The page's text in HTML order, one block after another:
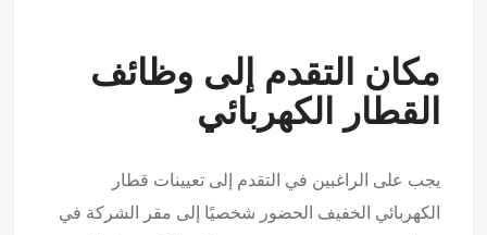
مكان التقدم إلى وظائف
القطار الكهربائي
يجب على الراغبين في التقدم إلى تعيينات قطار
الكهربائي الخفيف الحضور شخصيًا إلى مقر الشركة في